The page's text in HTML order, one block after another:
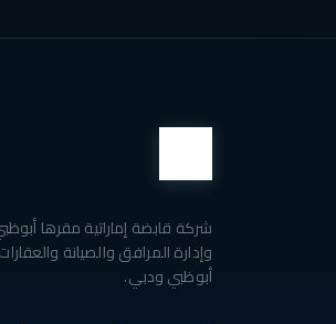
شركة قابضة إماراتية مقرها
وإدارة المرافق والصيانة
أبوظبي ودبي.